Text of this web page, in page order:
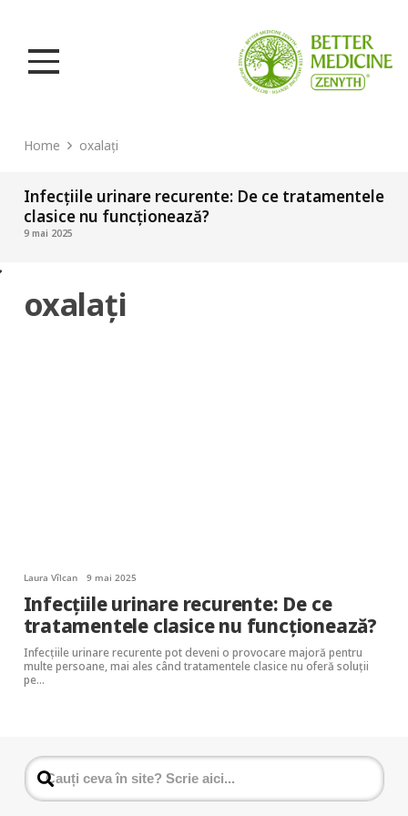
Home oxalați
Infecțiile urinare recurente: De ce tratamentele
clasice nu funcționează?
9 mai 2025
oxalați
Laura Vîlcan 9 mai 2025
Infecțiile urinare recurente: De ce
tratamentele clasice nu funcționează?
Infecțiile urinare recurente pot deveni o provocare majoră pentru
multe persoane, mai ales când tratamentele clasice nu oferă soluții
pe…